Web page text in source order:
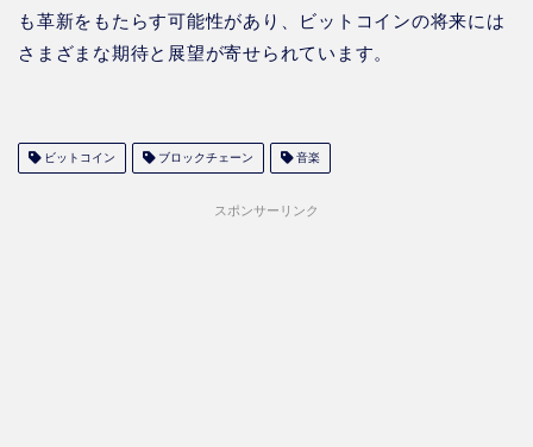
も革新をもたらす可能性があり、ビットコインの将来には
さまざまな期待と展望が寄せられています。
ビットコイン ブロックチェーン 音楽
スポンサーリンク